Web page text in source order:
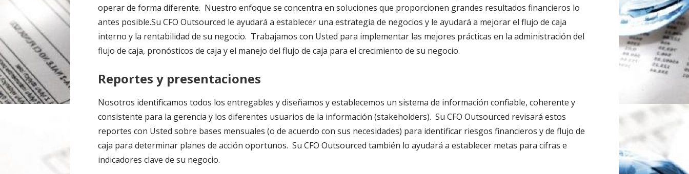
operar de forma diferente. Nuestro enfoque se concentra en soluciones que proporcionen grandes resultados financieros lo
antes posible.Su CFO Outsourced le ayudará a establecer una estrategia de negocios y le ayudará a mejorar el flujo de caja
interno y la rentabilidad de su negocio. Trabajamos con Usted para implementar las mejores prácticas en la administración del
flujo de caja, pronósticos de caja y el manejo del flujo de caja para el crecimiento de su negocio.
Reportes y presentaciones
Nosotros identificamos todos los entregables y diseñamos y establecemos un sistema de información confiable, coherente y
consistente para la gerencia y los diferentes usuarios de la información (stakeholders). Su CFO Outsourced revisará estos
reportes con Usted sobre bases mensuales (o de acuerdo con sus necesidades) para identificar riesgos financieros y de flujo de
caja para determinar planes de acción oportunos. Su CFO Outsourced también lo ayudará a establecer metas para cifras e
indicadores clave de su negocio.